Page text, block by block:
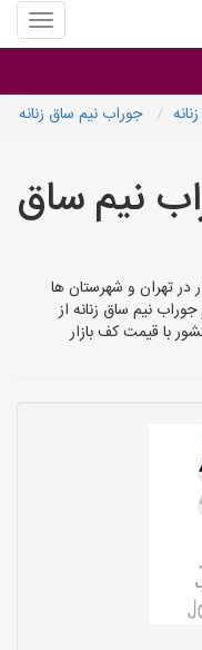
منوی
سایت
بازار
جوراب نیم ساق زنانه
نیم ساق
در تهران و شهرستان ها
نیم ساق زنانه از
با قیمت کف بازار